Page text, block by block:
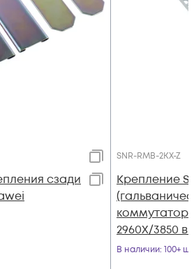
сзади
SNR-RMB-2KX-Z
Крепление
2960X/3850 в
В наличии: 100+ шт